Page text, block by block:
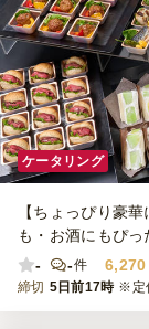
ケータリング
【ちょっぴり豪
も・お酒にもぴっ
-
-件 6,270
締切 5日前17時 ※定